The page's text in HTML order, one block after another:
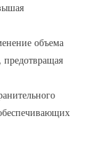
объема
предотвращая